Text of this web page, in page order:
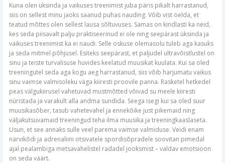
Kuna olen üksinda ja vaikuses treenimist juba päris pikalt harrastanud,
siis on sellest minu jaoks saanud puhas nauding. Võib vist öelda, et
teatud mõttes olen sellest lausa sõltuvuses. Samas on kindlasti ka neid,
kes seda piisavalt palju praktiseerinud ei ole ning seepärast üksinda ja
vaikuses treenimist ka ei naudi. Selle oskuse olemasolu tuleb aga kasuks
ja seda mitmel põhjusel. Esiteks seepärast, et paljudel ultravõistlustel on
sinu ja teiste turvalisuse huvides keelatud muusikat kuulata. Kui sa oled
treeningutel seda aga kogu aeg harrastanud, siis võib harjumatu vaikus
sinu vaimse valmisoleku väga kiiresti proovile panna. Rasketel hetkedel
peas välgukiirusel vahetuvad mustmõtted võivad su meele kiiresti
nüristada ja varakult alla andma sundida. Seega isegi kui sa oled suur
muusikasõber, tasub vahetevahel ja ennekõike just pikemaid ning
väljakutsuvamaid treeningud teha ilma muusika ja treeningkaaslaseta.
Usun, et see annaks sulle veel parema vaimse valmiduse. Veidi enam
närvikõdi ja adrenaliini otsivatele spordisõpradele soovitan pimedal
ajal pealambiga metsavahelistel radadel jooksmist – valdav emotsioon
on seda väärt.